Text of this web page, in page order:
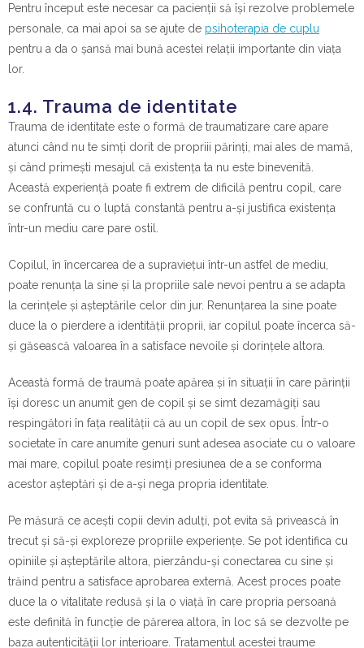
Pentru început este necesar ca pacienții să își rezolve problemele
personale, ca mai apoi sa se ajute de psihoterapia de cuplu
pentru a da o șansă mai bună acestei relații importante din viața
lor.
1.4. Trauma de identitate
Trauma de identitate este o formă de traumatizare care apare
atunci când nu te simți dorit de propriii părinți, mai ales de mamă,
și când primești mesajul că existența ta nu este binevenită.
Această experiență poate fi extrem de dificilă pentru copil, care
se confruntă cu o luptă constantă pentru a-și justifica existența
într-un mediu care pare ostil.
Copilul, în încercarea de a supraviețui într-un astfel de mediu,
poate renunța la sine și la propriile sale nevoi pentru a se adapta
la cerințele și așteptările celor din jur. Renunțarea la sine poate
duce la o pierdere a identității proprii, iar copilul poate încerca să-
și găsească valoarea în a satisface nevoile și dorințele altora.
Această formă de traumă poate apărea și în situații în care părinții
își doresc un anumit gen de copil și se simt dezamăgiți sau
respingători în fața realității că au un copil de sex opus. Într-o
societate în care anumite genuri sunt adesea asociate cu o valoare
mai mare, copilul poate resimți presiunea de a se conforma
acestor așteptări și de a-și nega propria identitate.
Pe măsură ce acești copii devin adulți, pot evita să privească în
trecut și să-și exploreze propriile experiențe. Se pot identifica cu
opiniile și așteptările altora, pierzându-și conectarea cu sine și
trăind pentru a satisface aprobarea externă. Acest proces poate
duce la o vitalitate redusă și la o viață în care propria persoană
este definită în funcție de părerea altora, în loc să se dezvolte pe
baza autenticității lor interioare. Tratamentul acestei traume